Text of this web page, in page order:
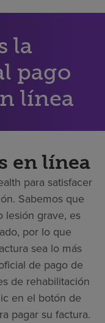
la
pago
línea
en línea
para satisfacer
Sabemos que
lesión grave, es
por lo que
sea lo más
de pago de
de rehabilitación
en el botón de
pagar su factura.